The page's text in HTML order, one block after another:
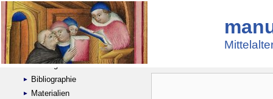
Suche
Handschriftensammlungen
Digitalisierte Handschriften
Kataloge
Bibliographie
Materialien